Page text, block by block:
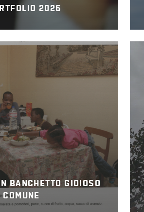
2026
BANCHETTO GIOIOSO